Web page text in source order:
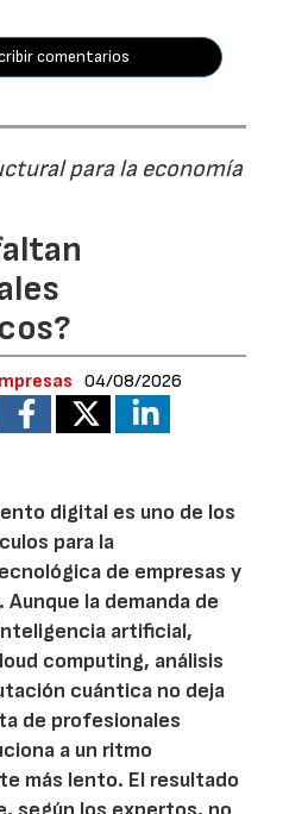
comentarios
para la economía
04/08/2026
digital es uno de los
para la
de empresas y
la demanda de
artificial,
computing, análisis
cuántica no deja
de profesionales
a un ritmo
más lento. El resultado